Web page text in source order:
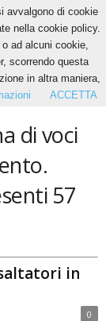
di voci
57
in
0
avvalgono di cookie
nella cookie policy.
ad alcuni cookie,
scorrendo questa
in altra maniera,
ACCETTA